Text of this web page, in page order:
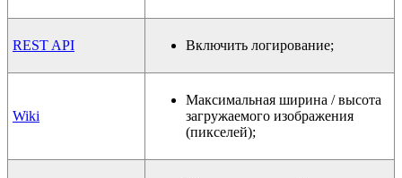
REST API Включить логирование;
Wiki
Максимальная ширина / высота
загружаемого изображения
(пикселей);